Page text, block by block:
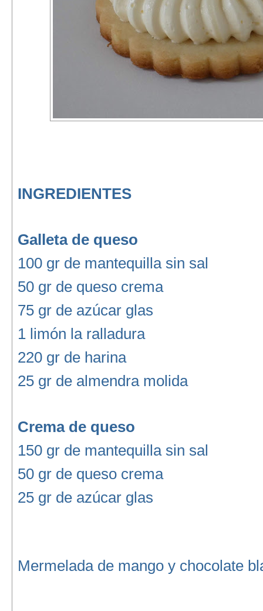
INGREDIENTES
Galleta de queso
100 gr de mantequilla sin sal
50 gr de queso crema
75 gr de azúcar glas
1 limón la ralladura
220 gr de harina
25 gr de almendra molida
Crema de queso
150 gr de mantequilla sin sal
50 gr de queso crema
25 gr de azúcar glas
Mermelada de mango y chocolate